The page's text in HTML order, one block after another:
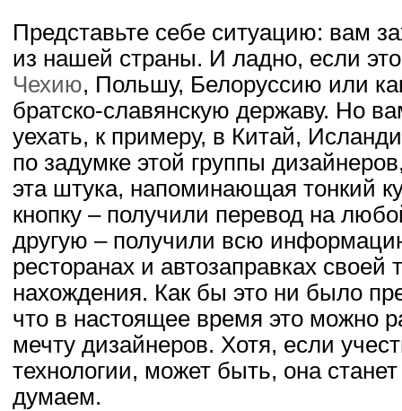
Представьте себе ситуацию: вам
из нашей страны. И ладно, если
Чехию, Польшу, Белоруссию или
братско-славянскую державу. Но
уехать, к примеру, в Китай,
по задумке этой группы
эта штука, напоминающая тонкий
кнопку – получили перевод на
другую – получили всю
ресторанах и автозаправках своей
нахождения. Как бы это ни было
что в настоящее время это можно
мечту дизайнеров. Хотя, если
технологии, может быть, она
думаем.